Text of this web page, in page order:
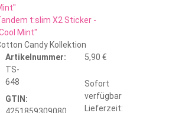
t:slim X2 Sticker -
Mint"
Candy Kollektion
Artikelnummer:
TS-
648
GTIN:
4251859309080
5,90 €
Sofort
verfügbar
Lieferzeit: